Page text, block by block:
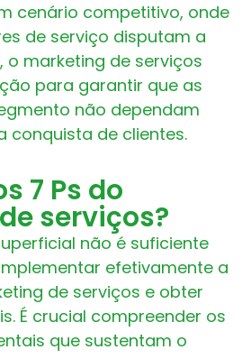
cenário competitivo, onde
de serviço disputam a
o marketing de serviços
para garantir que as
não dependam
conquista de clientes.
7 Ps do
serviços?
não é suficiente
efetivamente a
de serviços e obter
É crucial compreender os
que sustentam o